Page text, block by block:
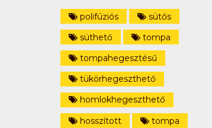
polifúziós
sütős
süthető
tompa
tompahegesztésű
tükörhegeszthető
homlokhegeszthető
hosszított
tompa